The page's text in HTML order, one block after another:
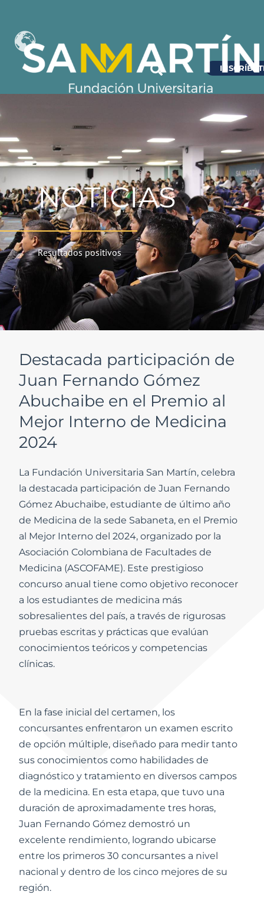
NOTICIAS
Resultados positivos
Destacada participación de
Juan Fernando Gómez
Abuchaibe en el Premio al
Mejor Interno de Medicina
2024
La Fundación Universitaria San Martín, celebra
la destacada participación de Juan Fernando
Gómez Abuchaibe, estudiante de último año
de Medicina de la sede Sabaneta, en el Premio
al Mejor Interno del 2024, organizado por la
Asociación Colombiana de Facultades de
Medicina (ASCOFAME). Este prestigioso
concurso anual tiene como objetivo reconocer
a los estudiantes de medicina más
sobresalientes del país, a través de rigurosas
pruebas escritas y prácticas que evalúan
conocimientos teóricos y competencias
clínicas.
En la fase inicial del certamen, los
concursantes enfrentaron un examen escrito
de opción múltiple, diseñado para medir tanto
sus conocimientos como habilidades de
diagnóstico y tratamiento en diversos campos
de la medicina. En esta etapa, que tuvo una
duración de aproximadamente tres horas,
Juan Fernando Gómez demostró un
excelente rendimiento, logrando ubicarse
entre los primeros 30 concursantes a nivel
nacional y dentro de los cinco mejores de su
región.